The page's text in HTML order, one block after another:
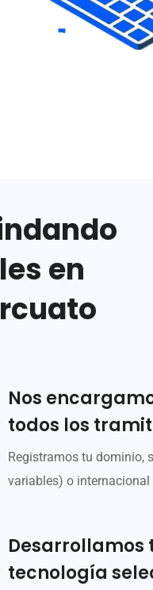
en
Nos
todos los
Registramos tu dominio,
variables) o
Desarrollamos
tecnología